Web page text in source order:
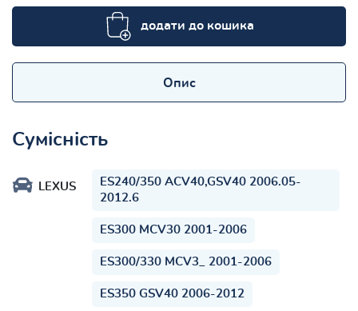
додати до кошика
Опис
Сумісність
LEXUS
ES240/350 ACV40,GSV40 2006.05-
2012.6
ES300 MCV30 2001-2006
ES300/330 MCV3_ 2001-2006
ES350 GSV40 2006-2012